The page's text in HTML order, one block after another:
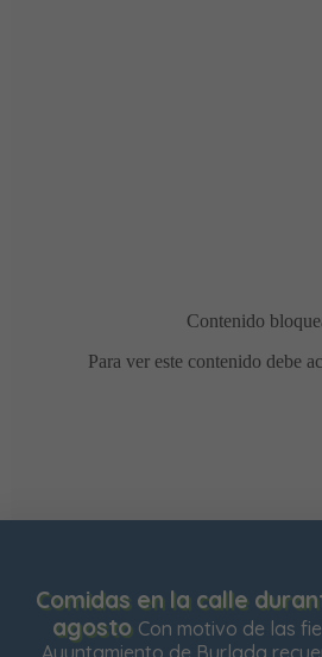
Comidas en la calle
agosto Con motivo de las
Ayuntamiento de Burlada
Usamos cookies para mejorar su
navegación en nuestra web,